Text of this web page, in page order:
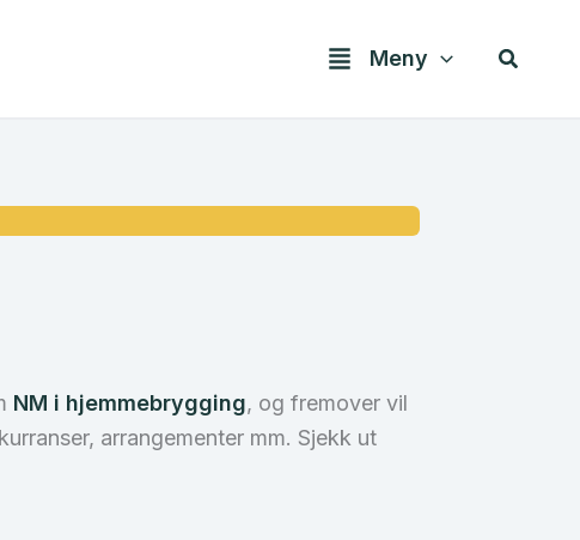
Meny Søk
NM i hjemmebrygging, og fremover vil
arrangementer mm. Sjekk ut